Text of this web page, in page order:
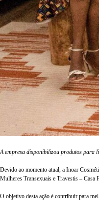
A empresa disponibilizou produtos para
Devido ao momento atual, a Inoar
Mulheres Transexuais e Travestis – Casa
O objetivo desta ação é contribuir para